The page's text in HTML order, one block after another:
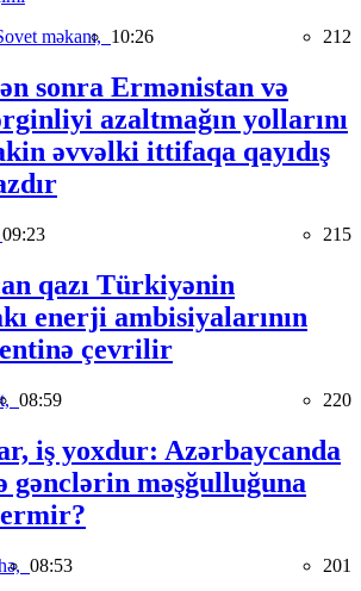
məkanı, 10:26 212
sonra Ermənistan və
azaltmağın yollarını
əvvəlki ittifaqa qayıdış
09:23 215
qazı Türkiyənin
enerji ambisiyalarının
çevrilir
08:59 220
iş yoxdur: Azərbaycanda
gənclərin məşğulluğuna
08:53 201